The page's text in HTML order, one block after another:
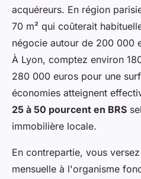
acquéreurs. En région
70 m² qui coûterait
négocie autour de 200 000
À Lyon, comptez environ
280 000 euros pour une
économies atteignent
25 à 50 pourcent en BRS
immobilière locale.
En contrepartie, vous
mensuelle à l'organisme